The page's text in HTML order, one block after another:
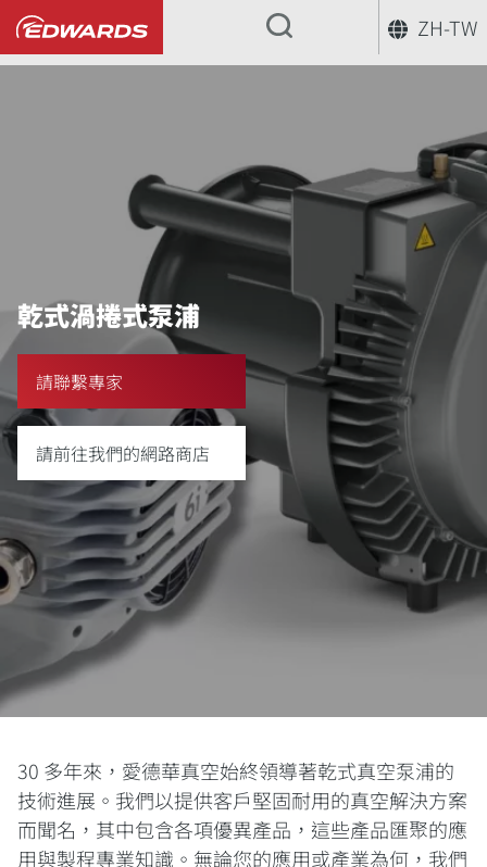
ZH-TW
...
乾式渦捲式泵浦
請聯繫專家
請前往我們的網路商店
30 多年來，愛德華真空始終領導著乾式真空泵浦的
技術進展。我們以提供客戶堅固耐用的真空解決方案
而聞名，其中包含各項優異產品，這些產品匯聚的應
用與製程專業知識。無論您的應用或產業為何，我們